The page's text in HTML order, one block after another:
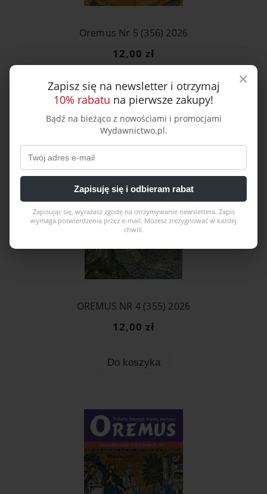
Oremus Nr 5 (356) 2026
12,00 zł
Do koszyka
OREMUS NR 4 (355) 2026
12,00 zł
Do koszyka
×
Zapisz się na newsletter i otrzymaj
10% rabatu na pierwsze zakupy!
Bądź na bieżąco z nowościami i promocjami
Wydawnictwo.pl.
Zapisuję się i odbieram rabat
Zapisując się, wyrażasz zgodę na otrzymywanie newslettera. Zapis
wymaga potwierdzenia przez e-mail. Możesz zrezygnować w każdej
chwili.